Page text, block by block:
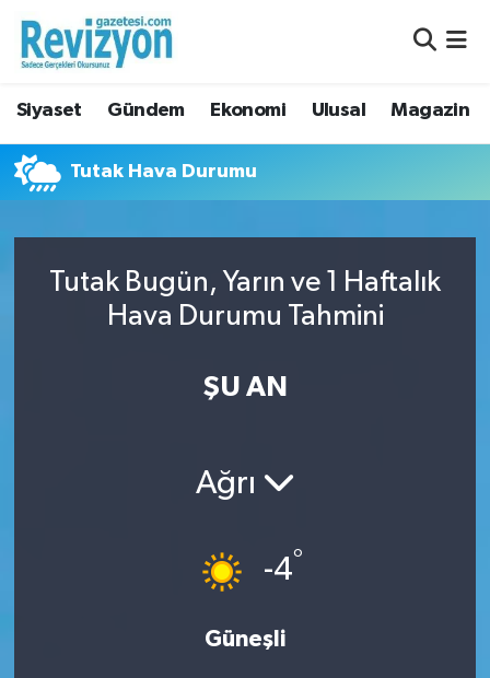
Siyaset Gündem Ekonomi Ulusal Magazin
Tutak Hava Durumu
Tutak Bugün, Yarın ve 1 Haftalık
Hava Durumu Tahmini
ŞU AN
Ağrı
-4°
Güneşli
Süper Lig Puan Durumu ve Fikstür